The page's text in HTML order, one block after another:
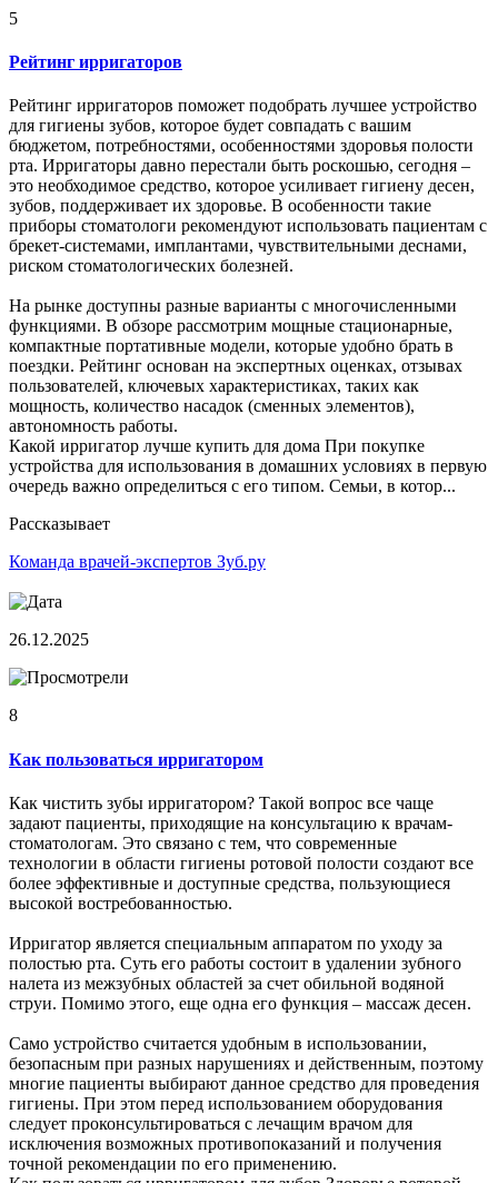
5
Рейтинг ирригаторов
Рейтинг ирригаторов поможет подобрать лучшее устройство
для гигиены зубов, которое будет совпадать с вашим
бюджетом, потребностями, особенностями здоровья полости
рта. Ирригаторы давно перестали быть роскошью, сегодня –
это необходимое средство, которое усиливает гигиену десен,
зубов, поддерживает их здоровье. В особенности такие
приборы стоматологи рекомендуют использовать пациентам с
брекет-системами, имплантами, чувствительными деснами,
риском стоматологических болезней.
На рынке доступны разные варианты с многочисленными
функциями. В обзоре рассмотрим мощные стационарные,
компактные портативные модели, которые удобно брать в
поездки. Рейтинг основан на экспертных оценках, отзывах
пользователей, ключевых характеристиках, таких как
мощность, количество насадок (сменных элементов),
автономность работы.
Какой ирригатор лучше купить для дома При покупке
устройства для использования в домашних условиях в первую
очередь важно определиться с его типом. Семьи, в котор...
Рассказывает
Команда врачей-экспертов Зуб.ру
26.12.2025
8
Как пользоваться ирригатором
Как чистить зубы ирригатором? Такой вопрос все чаще
задают пациенты, приходящие на консультацию к врачам-
стоматологам. Это связано с тем, что современные
технологии в области гигиены ротовой полости создают все
более эффективные и доступные средства, пользующиеся
высокой востребованностью.
Ирригатор является специальным аппаратом по уходу за
полостью рта. Суть его работы состоит в удалении зубного
налета из межзубных областей за счет обильной водяной
струи. Помимо этого, еще одна его функция – массаж десен.
Само устройство считается удобным в использовании,
безопасным при разных нарушениях и действенным, поэтому
многие пациенты выбирают данное средство для проведения
гигиены. При этом перед использованием оборудования
следует проконсультироваться с лечащим врачом для
исключения возможных противопоказаний и получения
точной рекомендации по его применению.